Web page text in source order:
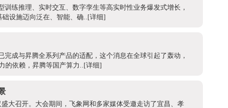
练推理、实时交互、数字孪生等高实时性业务爆发式增长，
设施迈向泛在、智能、确.. [详细]
完成与昇腾全系列产品的适配，这个消息在全球引起了轰动，
依赖，昇腾等国产算力.. [详细]
大召开。大会期间，飞象网和多家媒体受邀走访了宜昌、孝